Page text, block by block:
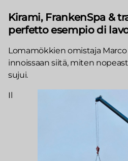
Kirami, FrankenSpa &
perfetto esempio di
Lomamökkien omistaja
innoissaan siitä, miten
sujui.
Il